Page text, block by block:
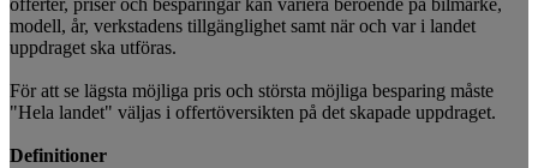
offerter, priser och besparingar kan variera beroende på bilmärke,
modell, år, verkstadens tillgänglighet samt när och var i landet
uppdraget ska utföras.
För att se lägsta möjliga pris och största möjliga besparing måste
"Hela landet" väljas i offertöversikten på det skapade uppdraget.
Definitioner